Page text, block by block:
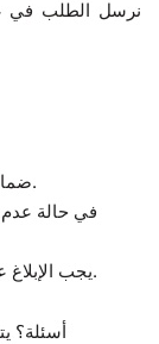
تقدم Topteng ضمانًا لمدة 12 شهرًا من تاريخ التسليم.
في حالة عدم
يجب الإبلاغ عن أي عدم مطابقة خلال 7 أيام من استلام البضائع.
أسئلة؟